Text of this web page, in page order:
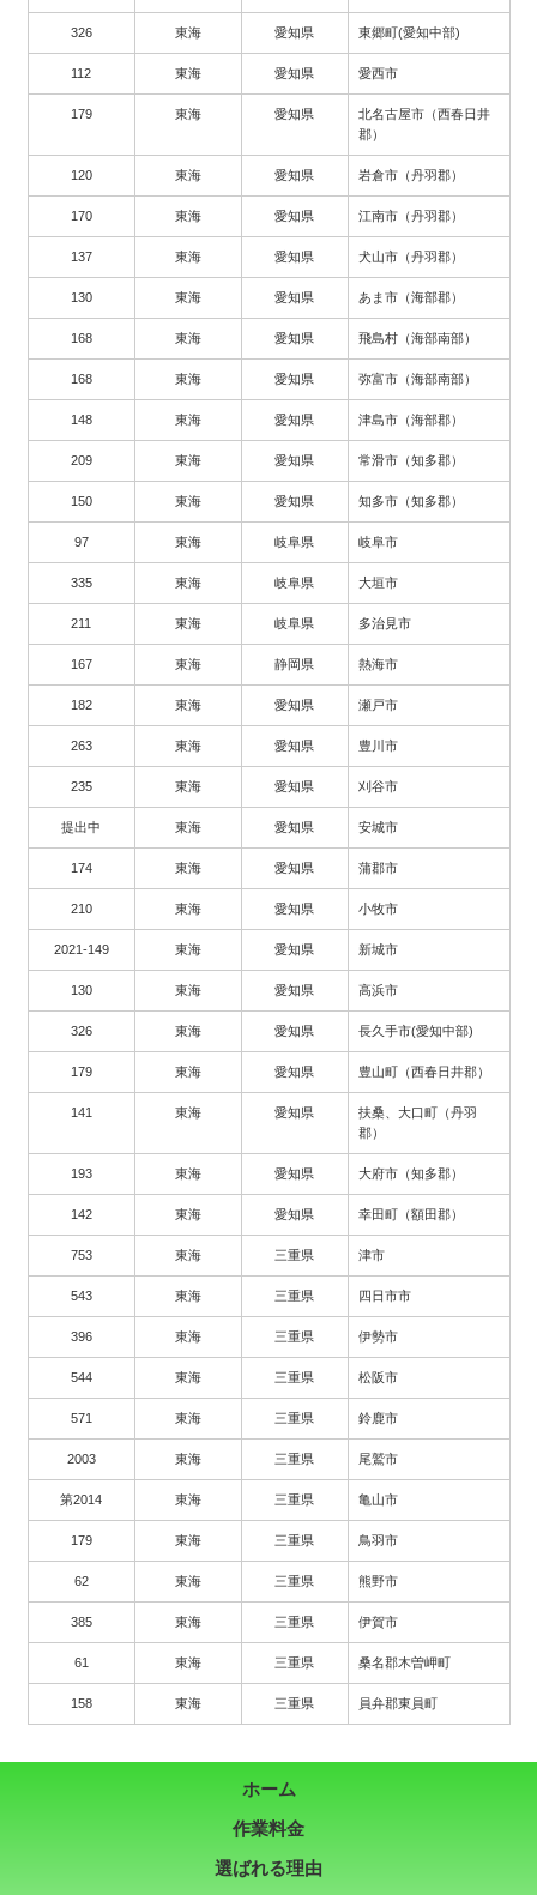
326 東海 愛知県 東郷町(愛知中部)
112 東海 愛知県 愛西市
179 東海 愛知県
北名古屋市（西春日井
郡）
120 東海 愛知県 岩倉市（丹羽郡）
170 東海 愛知県 江南市（丹羽郡）
137 東海 愛知県 犬山市（丹羽郡）
130 東海 愛知県 あま市（海部郡）
168 東海 愛知県 飛島村（海部南部）
168 東海 愛知県 弥富市（海部南部）
148 東海 愛知県 津島市（海部郡）
209 東海 愛知県 常滑市（知多郡）
150 東海 愛知県 知多市（知多郡）
97 東海 岐阜県 岐阜市
335 東海 岐阜県 大垣市
211 東海 岐阜県 多治見市
167 東海 静岡県 熱海市
182 東海 愛知県 瀬戸市
263 東海 愛知県 豊川市
235 東海 愛知県 刈谷市
提出中 東海 愛知県 安城市
174 東海 愛知県 蒲郡市
210 東海 愛知県 小牧市
2021-149 東海 愛知県 新城市
130 東海 愛知県 高浜市
326 東海 愛知県 長久手市(愛知中部)
179 東海 愛知県 豊山町（西春日井郡）
141 東海 愛知県
扶桑、大口町（丹羽
郡）
193 東海 愛知県 大府市（知多郡）
142 東海 愛知県 幸田町（額田郡）
753 東海 三重県 津市
543 東海 三重県 四日市市
396 東海 三重県 伊勢市
544 東海 三重県 松阪市
571 東海 三重県 鈴鹿市
2003 東海 三重県 尾鷲市
第2014 東海 三重県 亀山市
179 東海 三重県 鳥羽市
62 東海 三重県 熊野市
385 東海 三重県 伊賀市
61 東海 三重県 桑名郡木曽岬町
158 東海 三重県 員弁郡東員町
ホーム
作業料金
選ばれる理由